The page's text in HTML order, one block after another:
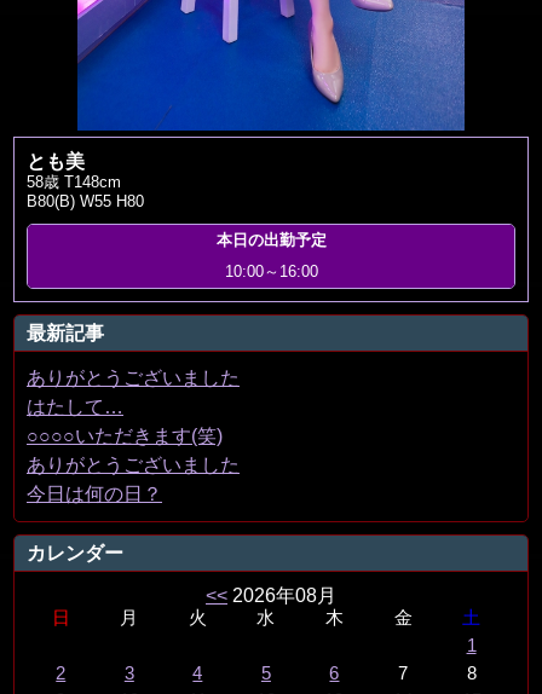
とも美
58歳 T148cm
B80(B) W55 H80
本日の出勤予定
10:00～16:00
最新記事
ありがとうございました
はたして…
○○○○いただきます(笑)
ありがとうございました
今日は何の日？
カレンダー
<< 2026年08月
日 月 火 水 木 金
土
1
2
3 4 5 6 7
8